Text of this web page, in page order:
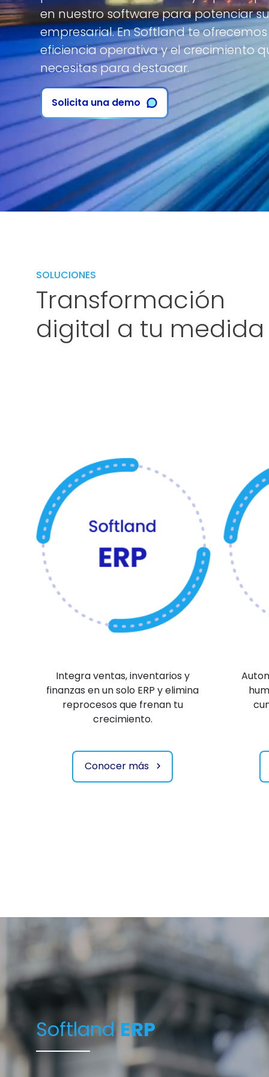
en nuestro software para potenciar
empresarial. En Softland te
eficiencia operativa y el crecimiento
necesitas para destacar.
Solicita una demo
SOLUCIONES
Transformación
digital a tu medida
Integra ventas, inventarios y
finanzas en un solo ERP y elimina
reprocesos que frenan tu
crecimiento.
Conocer más
Softland ERP